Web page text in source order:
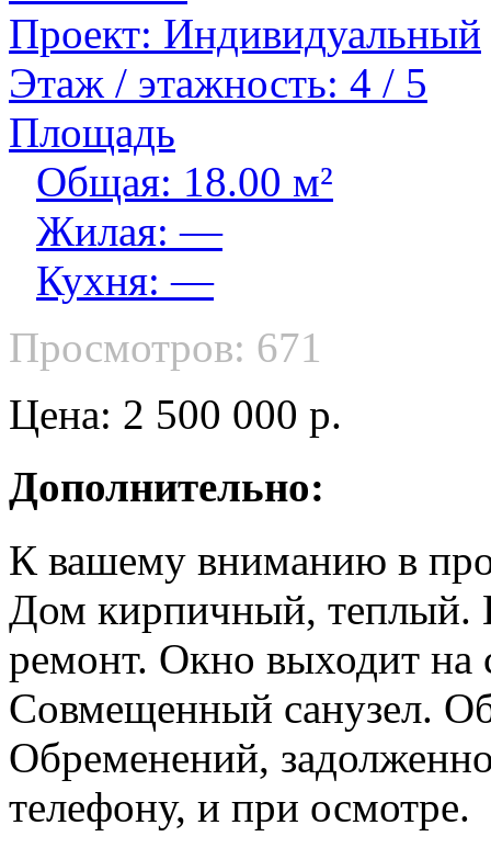
Проект: Индивидуальный
Этаж / этажность: 4 / 5
Площадь
Общая: 18.00 м²
Жилая: —
Кухня: —
Просмотров: 671
Цена: 2 500 000 р.
Дополнительно:
К вашему вниманию в
Дом кирпичный, теплый.
ремонт. Окно выходит на
Совмещенный санузел.
Обременений,
телефону, и при осмотре.